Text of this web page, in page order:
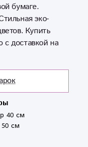
бумаге.
эко-
Купить
доставкой на
40 см
см